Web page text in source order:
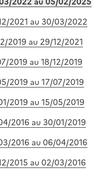
2021 au 30/03/2022
2019 au 29/12/2021
2019 au 18/12/2019
2019 au 17/07/2019
2019 au 15/05/2019
2016 au 30/01/2019
2016 au 06/04/2016
2015 au 02/03/2016